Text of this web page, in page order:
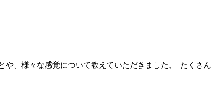
、様々な感覚について教えていただきました。 たくさん